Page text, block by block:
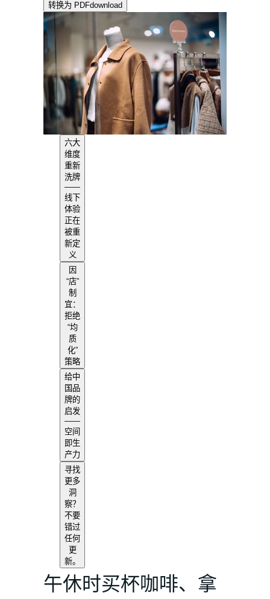
转换为 PDFdownload
六大
维度
重新
洗牌
——
线下
体验
正在
被重
新定
义
因
“店”
制
宜：
拒绝
“均
质
化”
策略
给中
国品
牌的
启发
——
空间
即生
产力
寻找
更多
洞
察？
不要
错过
任何
更
新。
午休时买杯咖啡、拿